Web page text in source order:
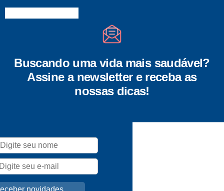
Buscando uma vida mais saudável?
Assine a newsletter e receba as
nossas dicas!